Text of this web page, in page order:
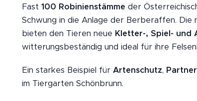
Fast 100 Robinienstämme der
Schwung in die Anlage der Berberaffen. Die
bieten den Tieren neue Kletter-, Spiel- und
witterungsbeständig und ideal für ihre
Ein starkes Beispiel für Artenschutz,
im Tiergarten Schönbrunn.